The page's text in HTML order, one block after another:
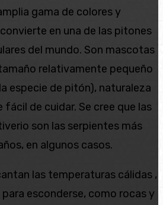
gama de colores y
en una de las pitones
del mundo. Son mascotas
relativamente pequeño
especie de pitón), naturaleza
de cuidar. Se cree que las
son las serpientes más
en algunos casos.
las temperaturas cálidas ,
esconderse, como rocas y